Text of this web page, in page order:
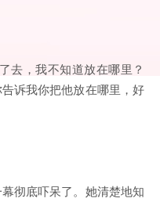
去，我不知道放在哪里？
诉我你把他放在哪里，好
彻底吓呆了。她清楚地知